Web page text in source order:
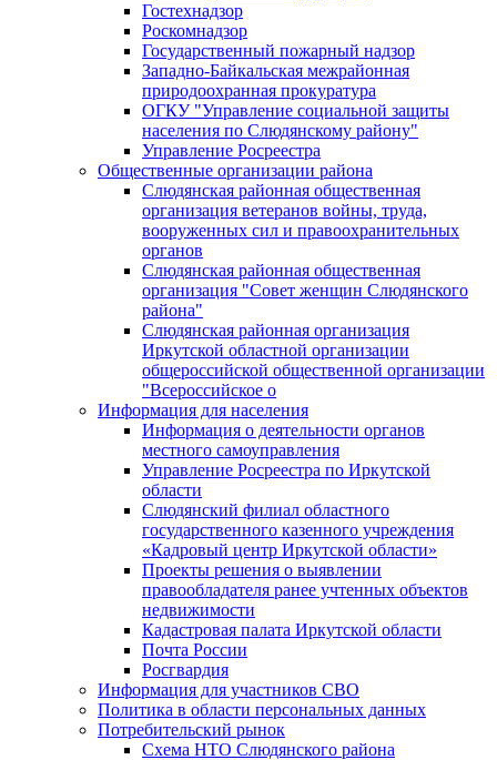
Гостехнадзор
Роскомнадзор
Государственный пожарный надзор
Западно-Байкальская межрайонная
природоохранная прокуратура
ОГКУ "Управление социальной защиты
населения по Слюдянскому району"
Управление Росреестра
Общественные организации района
Слюдянская районная общественная
организация ветеранов войны, труда,
вооруженных сил и правоохранительных
органов
Слюдянская районная общественная
организация "Совет женщин Слюдянского
района"
Слюдянская районная организация
Иркутской областной организации
общероссийской общественной организации
"Всероссийское о
Информация для населения
Информация о деятельности органов
местного самоуправления
Управление Росреестра по Иркутской
области
Слюдянский филиал областного
государственного казенного учреждения
«Кадровый центр Иркутской области»
Проекты решения о выявлении
правообладателя ранее учтенных объектов
недвижимости
Кадастровая палата Иркутской области
Почта России
Росгвардия
Информация для участников СВО
Политика в области персональных данных
Потребительский рынок
Схема НТО Слюдянского района